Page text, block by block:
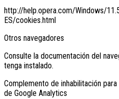
http://help.opera.com/Windows/
ES/cookies.html
Otros navegadores
Consulte la documentación del
tenga instalado.
Complemento de inhabilitación para
de Google Analytics